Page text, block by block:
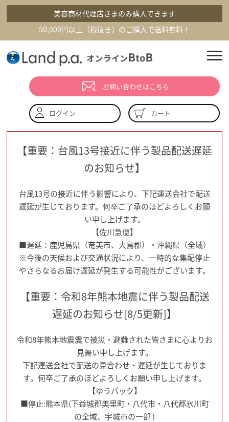
美容商材代理店さまのみ購入できます
50,000円以上（税抜き）のご購入で送料無料！
お問い合わせはこちら
ログイン カート
【重要：台風13号接近に伴う製品配送遅延
のお知らせ】
台風13号の接近に伴う影響により、下記運送会社で配送
遅延が生じております。何卒ご了承のほどよろしくお願
い申し上げます。
【佐川急便】
■遅延：鹿児島県（奄美市、大島郡）・沖縄県（全域）
※今後の天候および交通状況により、一時的な集配停止
やさらなるお届け遅延が発生する可能性がございます。
【重要：令和8年熊本地震に伴う製品配送
遅延のお知らせ[8/5更新]】
令和8年熊本地震震で被災・避難された皆さまに心よりお
見舞い申し上げます。
下記運送会社で配送の見合わせ・遅延が生じておりま
す。何卒ご了承のほどよろしくお願い申し上げます。
【ゆうパック】
■停止:熊本県(下益城郡美里町・八代市・八代郡氷川町
の全域、宇城市の一部 )